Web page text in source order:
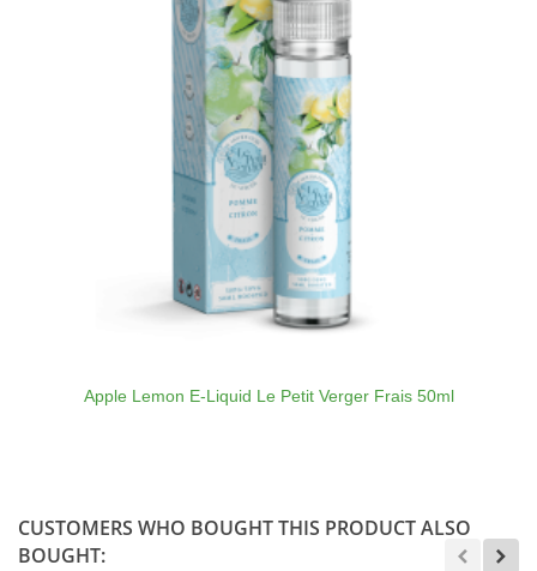
Apple Lemon E-Liquid Le Petit Verger Frais 50ml
CUSTOMERS WHO BOUGHT THIS PRODUCT ALSO
BOUGHT: